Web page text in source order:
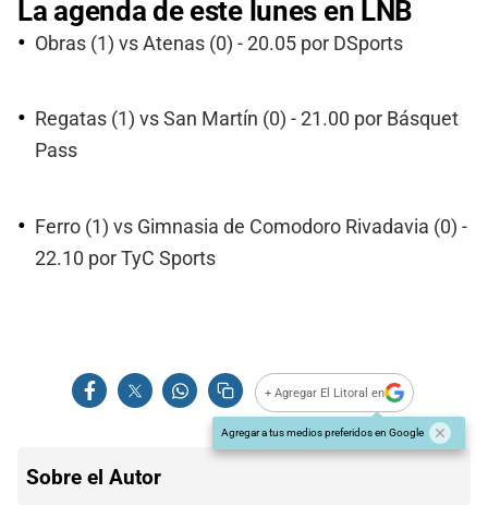
La agenda de este lunes en LNB
Obras (1) vs Atenas (0) - 20.05 por DSports
Regatas (1) vs San Martín (0) - 21.00 por Básquet
Pass
Ferro (1) vs Gimnasia de Comodoro Rivadavia (0) -
22.10 por TyC Sports
+ Agregar El Litoral en
Agregar a tus medios preferidos en Google
Sobre el Autor